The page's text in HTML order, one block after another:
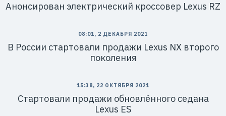
Анонсирован электрический кроссовер Lexus RZ
08:01, 2 ДЕКАБРЯ 2021
В России стартовали продажи Lexus NX второго
поколения
15:38, 22 ОКТЯБРЯ 2021
Стартовали продажи обновлённого седана
Lexus ES